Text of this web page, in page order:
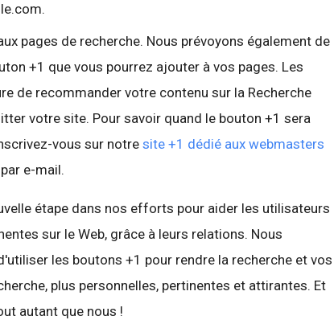
pages de recherche. Nous prévoyons également de
+1 que vous pourrez ajouter à vos pages. Les
de recommander votre contenu sur la Recherche
votre site. Pour savoir quand le bouton +1 sera
vous sur notre site +1 dédié aux webmasters
e-mail.
étape dans nos efforts pour aider les utilisateurs
sur le Web, grâce à leurs relations. Nous
les boutons +1 pour rendre la recherche et vos
plus personnelles, pertinentes et attirantes. Et
autant que nous !